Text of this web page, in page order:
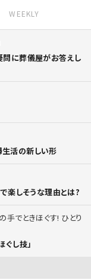
WEEKLY
問に葬儀屋がお答えし
活の新しい形
楽しそうな理由とは?
手でときほぐす! ひとり
し技」